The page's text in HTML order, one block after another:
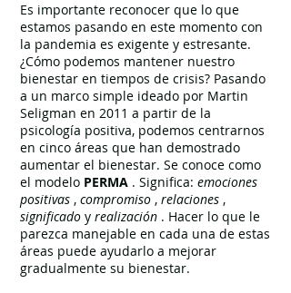
Es importante reconocer que lo que
estamos pasando en este momento con
la pandemia es exigente y estresante.
¿Cómo podemos mantener nuestro
bienestar en tiempos de crisis? Pasando
a un marco simple ideado por Martin
Seligman en 2011 a partir de la
psicología positiva, podemos centrarnos
en cinco áreas que han demostrado
aumentar el bienestar. Se conoce como
el modelo PERMA . Significa: emociones
positivas , compromiso , relaciones ,
significado y realización . Hacer lo que le
parezca manejable en cada una de estas
áreas puede ayudarlo a mejorar
gradualmente su bienestar.